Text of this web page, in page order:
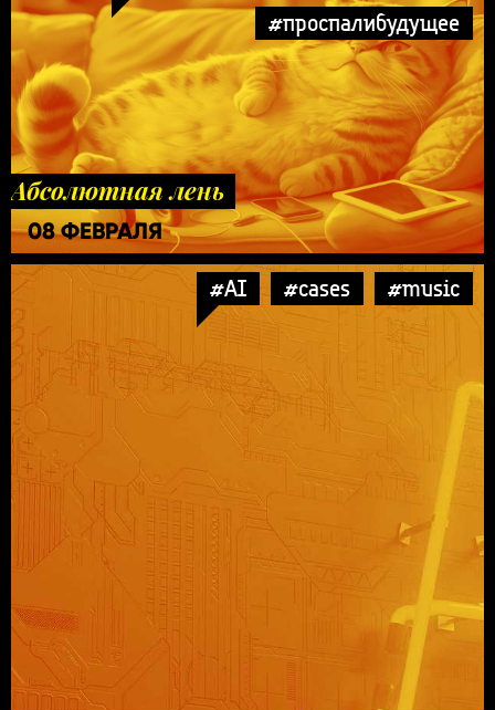
#проспалибудущее
Абсолютная лень
08 ФЕВРАЛЯ
#AI #cases #music